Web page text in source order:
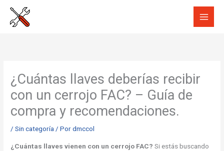
¿Cuántas llaves deberías recibir
con un cerrojo FAC? – Guía de
compra y recomendaciones.
/Sin categoría / Pordmccol
¿Cuántas llaves vienen con un cerrojo FAC? Si estás buscando